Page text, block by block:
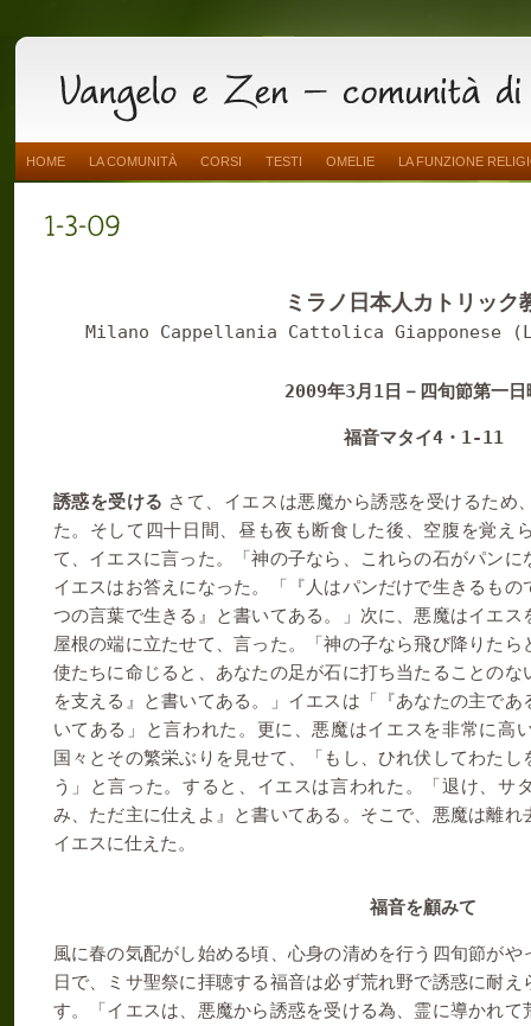
HOME LA COMUNITÀ CORSI TESTI OMELIE LA FUNZIONE
ミラノ日本人カトリック
Milano Cappellania Cattolica Giapponese
2009年3 月 1 日－四旬節第一日
福音マタイ4・ 1-11
誘惑を受ける さて、イエスは悪魔から誘惑を受けるため
た。そして四十日間、昼も夜も断食した後、空腹を覚え
て、イエスに言った。「神の子なら、これらの石がパン
イエスはお答えになった。「『人はパンだけで生きるも
つの言葉で生きる』と書いてある。」次に、悪魔はイエ
屋根の端に立たせて、言った。「神の子なら飛び降りた
使たちに命じると、あなたの足が石に打ち当たることの
を支える』と書いてある。」イエスは「『あなたの主で
いてある」と言われた。更に、悪魔はイエスを非常に高
国々とその繁栄ぶりを見せて、「もし、ひれ伏してわた
う」と言った。すると、イエスは言われた。「退け、サ
み、ただ主に仕えよ』と書いてある。そこで、悪魔は離
イエスに仕えた。
福音を顧みて
風に春の気配がし始める頃、心身の清めを行う四旬節が
日で、ミサ聖祭に拝聴する福音は必ず荒れ野で誘惑に耐
す。「イエスは、悪魔から誘惑を受ける為、霊に導かれ